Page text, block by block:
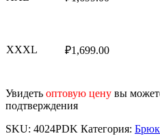
XXXL ₽1,699.00
Увидеть оптовую цену вы
подтверждения
SKU: 4024PDK Категория: